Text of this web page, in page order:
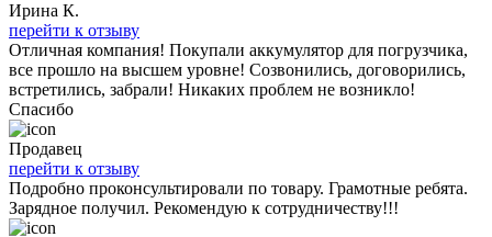
Ирина К.
перейти к отзыву
Отличная компания! Покупали аккумулятор для погрузчика,
все прошло на высшем уровне! Созвонились, договорились,
встретились, забрали! Никаких проблем не возникло!
Спасибо
Продавец
перейти к отзыву
Подробно проконсультировали по товару. Грамотные ребята.
Зарядное получил. Рекомендую к сотрудничеству!!!